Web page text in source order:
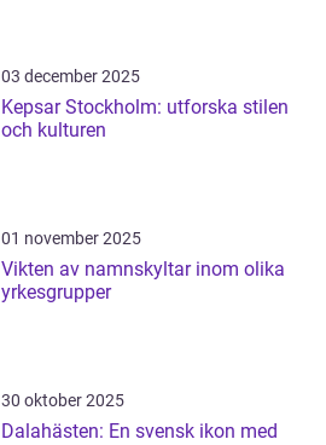
03 december 2025
Kepsar Stockholm: utforska stilen
och kulturen
01 november 2025
Vikten av namnskyltar inom olika
yrkesgrupper
30 oktober 2025
Dalahästen: En svensk ikon med